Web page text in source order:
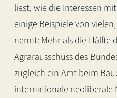
liest, wie die Interessen
einige Beispiele von
nennt: Mehr als die Hälfte
Agrarausschuss des
zugleich ein Amt beim
internationale neoliberale